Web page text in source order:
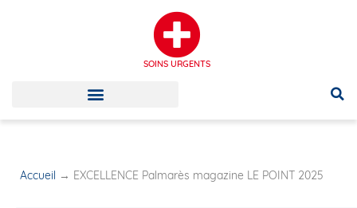
SOINS URGENTS
Accueil → EXCELLENCE Palmarès magazine LE POINT 2025